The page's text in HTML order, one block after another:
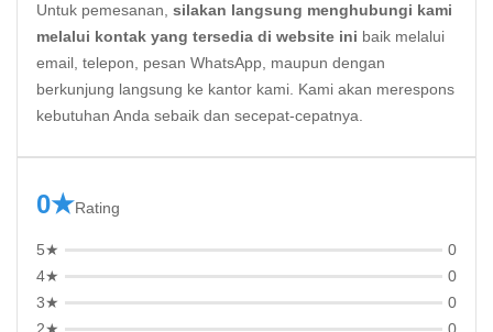
Untuk pemesanan, silakan langsung menghubungi kami
melalui kontak yang tersedia di website ini baik melalui
email, telepon, pesan WhatsApp, maupun dengan
berkunjung langsung ke kantor kami. Kami akan merespons
kebutuhan Anda sebaik dan secepat-cepatnya.
0★Rating
5★
0
4★
0
3★
0